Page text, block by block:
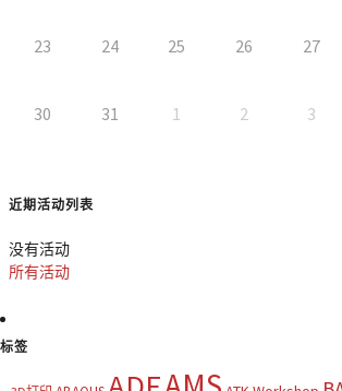
23 24 25 26 27
30 31 1 2 3
近期活动列表
没有活动
所有活动
标签